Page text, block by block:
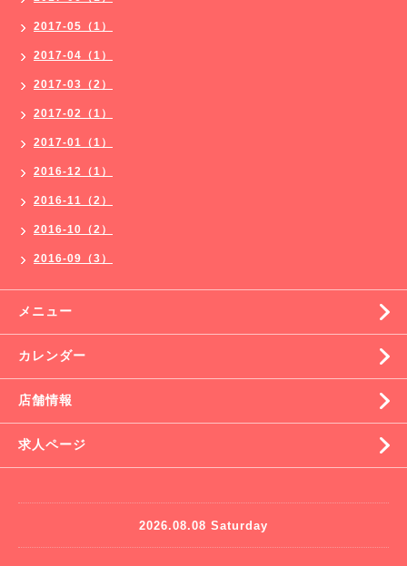
2017-05（1）
2017-04（1）
2017-03（2）
2017-02（1）
2017-01（1）
2016-12（1）
2016-11（2）
2016-10（2）
2016-09（3）
メニュー
カレンダー
店舗情報
求人ページ
2026.08.08 Saturday